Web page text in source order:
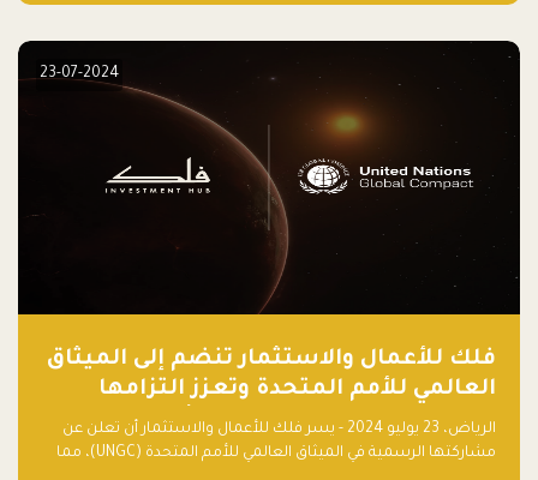
elevate your startup! Follow us @FalakHub
23-07-2024
فلك للأعمال والاستثمار تنضم إلى الميثاق
العالمي للأمم المتحدة وتعزز التزامها
بالاستدامة مع مسرعة فلاقشِب: تقنيات
المناخ
الرياض، 23 يوليو 2024 - يسر فلك للأعمال والاستثمار أن تعلن عن
مشاركتها الرسمية في الميثاق العالمي للأمم المتحدة (UNGC)، مما